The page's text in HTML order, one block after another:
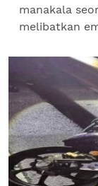
manakala
melibatkan
malam